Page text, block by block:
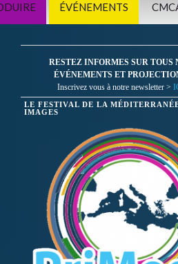
ÉVÉNEMENTS
RESTEZ INFORMES SUR TOUS
ÉVÉNEMENTS ET
Inscrivez vous à notre newsletter >
LE FESTIVAL DE LA
IMAGES